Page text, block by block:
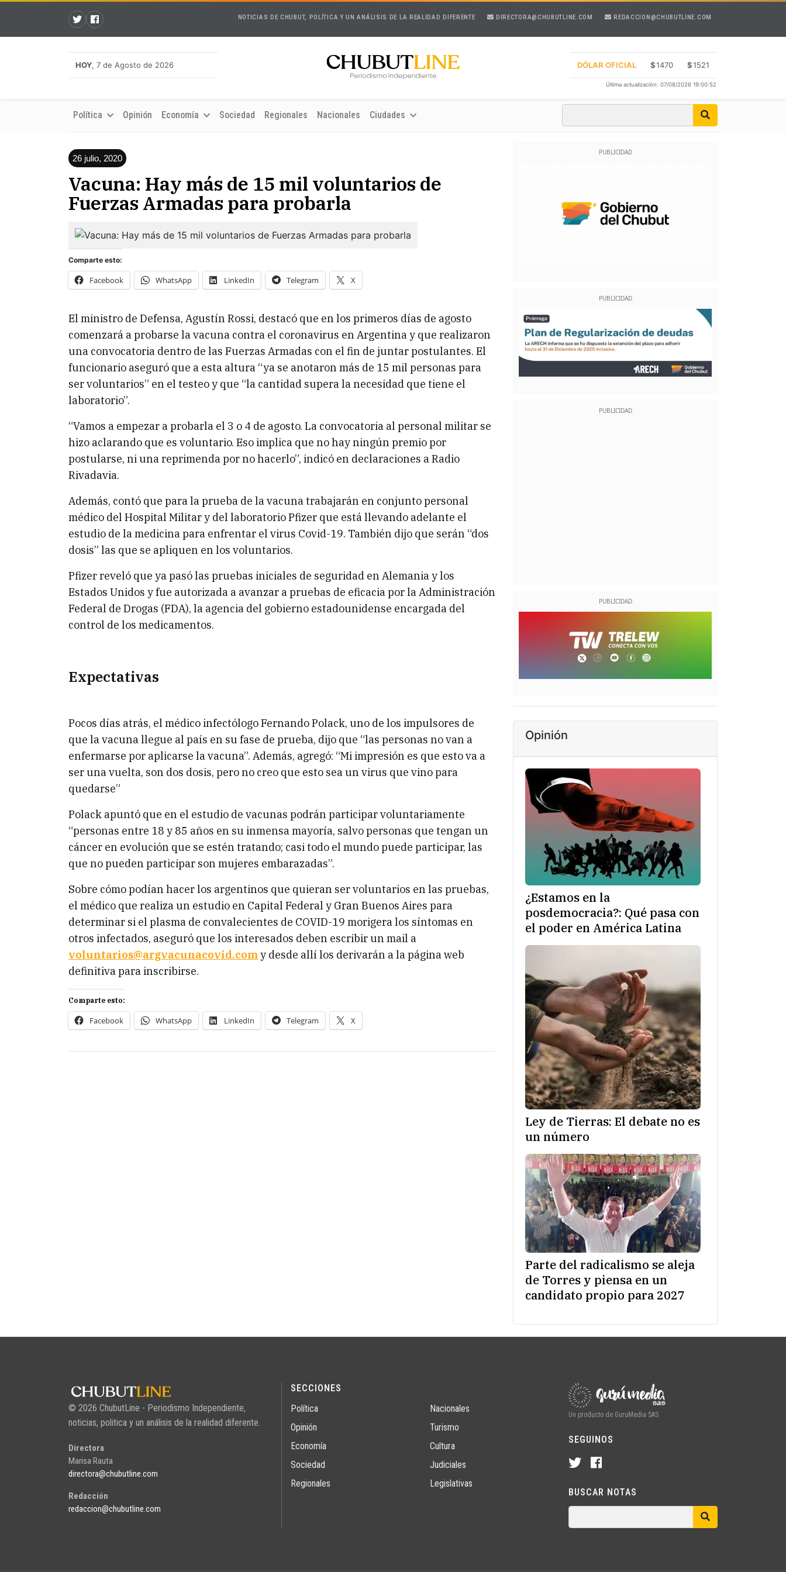
NOTICIAS DE CHUBUT, POLÍTICA Y UN ANÁLISIS DE LA REALIDAD DIFERENTE DIRECTORA@CHUBUTLINE.COM REDACCION@CHUBUTLINE.COM
HOY, 7 de Agosto de 2026 DÓLAR OFICIAL $1470 $1521
Última actualización: 07/08/2026 19:00:52
Política Opinión Economía Sociedad Regionales Nacionales Ciudades
26 julio, 2020
Vacuna: Hay más de 15 mil voluntarios de
Fuerzas Armadas para probarla
Comparte esto:
Facebook WhatsApp LinkedIn Telegram X
El ministro de Defensa, Agustín Rossi, destacó que en los primeros días de agosto
comenzará a probarse la vacuna contra el coronavirus en Argentina y que realizaron
una convocatoria dentro de las Fuerzas Armadas con el fin de juntar postulantes. El
funcionario aseguró que a esta altura “ya se anotaron más de 15 mil personas para
ser voluntarios” en el testeo y que “la cantidad supera la necesidad que tiene el
laboratorio”.
“Vamos a empezar a probarla el 3 o 4 de agosto. La convocatoria al personal militar se
hizo aclarando que es voluntario. Eso implica que no hay ningún premio por
postularse, ni una reprimenda por no hacerlo”, indicó en declaraciones a Radio
Rivadavia.
Además, contó que para la prueba de la vacuna trabajarán en conjunto personal
médico del Hospital Militar y del laboratorio Pfizer que está llevando adelante el
estudio de la medicina para enfrentar el virus Covid-19. También dijo que serán “dos
dosis” las que se apliquen en los voluntarios.
Pfizer reveló que ya pasó las pruebas iniciales de seguridad en Alemania y los
Estados Unidos y fue autorizada a avanzar a pruebas de eficacia por la Administración
Federal de Drogas (FDA), la agencia del gobierno estadounidense encargada del
control de los medicamentos.
Expectativas
Pocos días atrás, el médico infectólogo Fernando Polack, uno de los impulsores de
que la vacuna llegue al país en su fase de prueba, dijo que “las personas no van a
enfermarse por aplicarse la vacuna”. Además, agregó: “Mi impresión es que esto va a
ser una vuelta, son dos dosis, pero no creo que esto sea un virus que vino para
quedarse”
Polack apuntó que en el estudio de vacunas podrán participar voluntariamente
“personas entre 18 y 85 años en su inmensa mayoría, salvo personas que tengan un
cáncer en evolución que se estén tratando; casi todo el mundo puede participar, las
que no pueden participar son mujeres embarazadas”.
Sobre cómo podían hacer los argentinos que quieran ser voluntarios en las pruebas,
el médico que realiza un estudio en Capital Federal y Gran Buenos Aires para
determinar si el plasma de convalecientes de COVID-19 morigera los síntomas en
otros infectados, aseguró que los interesados deben escribir un mail a
voluntarios@argvacunacovid.comy desde allí los derivarán a la página web
definitiva para inscribirse.
Comparte esto:
Facebook WhatsApp LinkedIn Telegram X
Opinión
¿Estamos en la
posdemocracia?: Qué pasa con
el poder en América Latina
Ley de Tierras: El debate no es
un número
Parte del radicalismo se aleja
de Torres y piensa en un
candidato propio para 2027
© 2026 ChubutLine - Periodismo Independiente,
noticias, politica y un análisis de la realidad diferente.
Directora
Marisa Rauta
directora@chubutline.com
Redacción
redaccion@chubutline.com
SECCIONES
Política
Opinión
Economía
Sociedad
Regionales
Nacionales
Turismo
Cultura
Judiciales
Legislativas
Un producto de GuruMedia SAS
SEGUINOS
BUSCAR NOTAS